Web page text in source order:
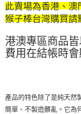
此賣場為香港、
猴子棒台灣購買
港澳專區商品
費用在結帳時會
產品的特色除了是純天然
簡單、不製造髒亂。它為